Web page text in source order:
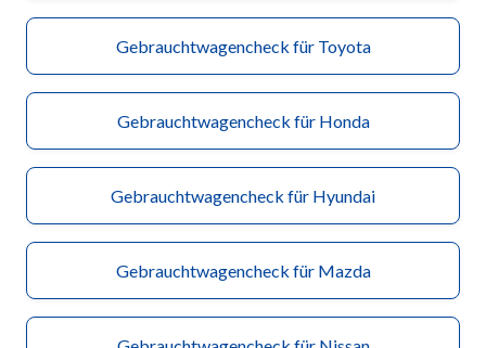
Gebrauchtwagencheck für Toyota
Gebrauchtwagencheck für Honda
Gebrauchtwagencheck für Hyundai
Gebrauchtwagencheck für Mazda